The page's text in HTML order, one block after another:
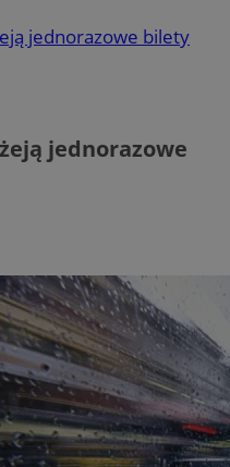
jednorazowe bilety
jednorazowe